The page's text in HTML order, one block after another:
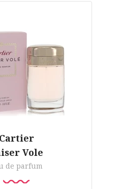
Cartier
Vole
de parfum